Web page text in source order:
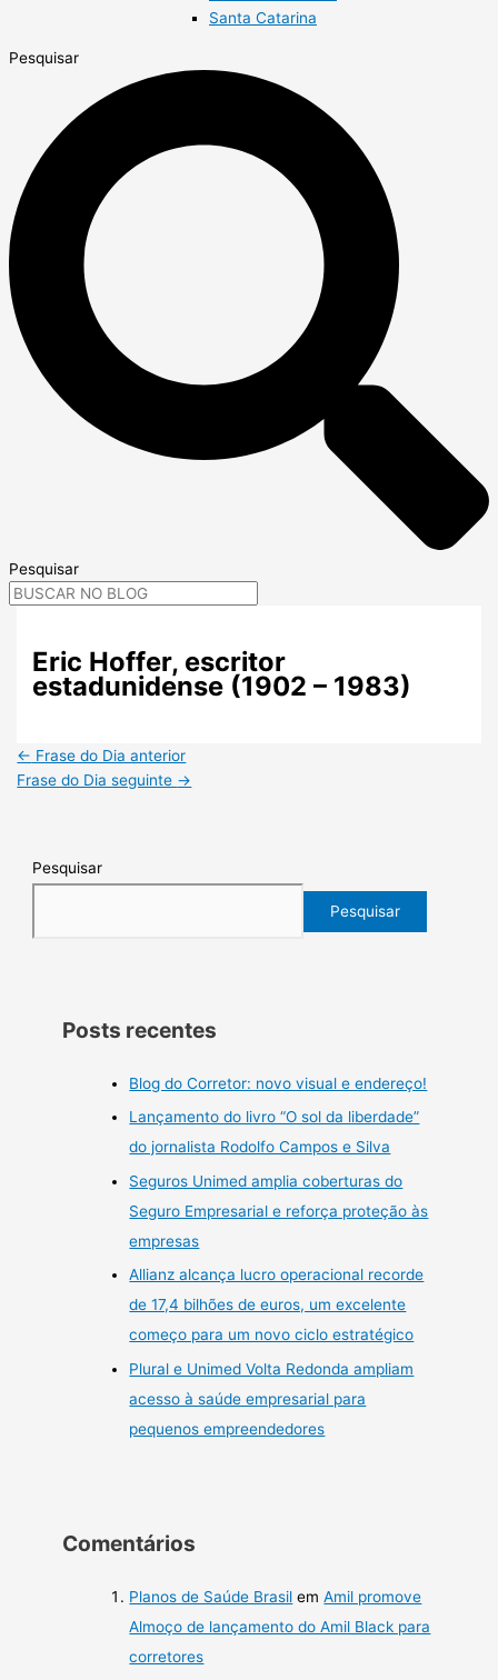
Santa Catarina
Pesquisar
Pesquisar
Eric Hoffer, escritor
estadunidense (1902 – 1983)
← Frase do Dia anterior
Frase do Dia seguinte →
Pesquisar
Pesquisar
Posts recentes
Blog do Corretor: novo visual e endereço!
Lançamento do livro “O sol da liberdade”
do jornalista Rodolfo Campos e Silva
Seguros Unimed amplia coberturas do
Seguro Empresarial e reforça proteção às
empresas
Allianz alcança lucro operacional recorde
de 17,4 bilhões de euros, um excelente
começo para um novo ciclo estratégico
Plural e Unimed Volta Redonda ampliam
acesso à saúde empresarial para
pequenos empreendedores
Comentários
Planos de Saúde Brasil emAmil promove
Almoço de lançamento do Amil Black para
corretores